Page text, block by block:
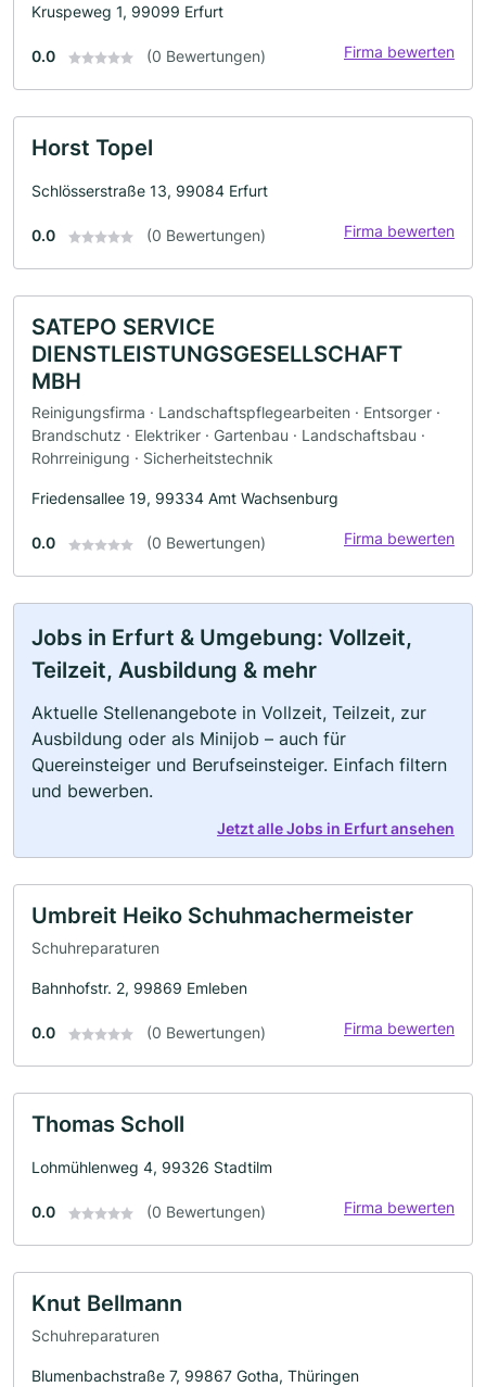
Kruspeweg 1, 99099 Erfurt
0.0 (0 Bewertungen) Firma bewerten
Horst Topel
Schlösserstraße 13, 99084 Erfurt
0.0 (0 Bewertungen) Firma bewerten
SATEPO SERVICE
DIENSTLEISTUNGSGESELLSCHAFT
MBH
Reinigungsfirma · Landschaftspflegearbeiten · Entsorger ·
Brandschutz · Elektriker · Gartenbau · Landschaftsbau ·
Rohrreinigung · Sicherheitstechnik
Friedensallee 19, 99334 Amt Wachsenburg
0.0 (0 Bewertungen) Firma bewerten
Jobs in Erfurt & Umgebung: Vollzeit,
Teilzeit, Ausbildung & mehr
Aktuelle Stellenangebote in Vollzeit, Teilzeit, zur
Ausbildung oder als Minijob – auch für
Quereinsteiger und Berufseinsteiger. Einfach filtern
und bewerben.
Jetzt alle Jobs in Erfurt ansehen
Umbreit Heiko Schuhmachermeister
Schuhreparaturen
Bahnhofstr. 2, 99869 Emleben
0.0 (0 Bewertungen) Firma bewerten
Thomas Scholl
Lohmühlenweg 4, 99326 Stadtilm
0.0 (0 Bewertungen) Firma bewerten
Knut Bellmann
Schuhreparaturen
Blumenbachstraße 7, 99867 Gotha, Thüringen